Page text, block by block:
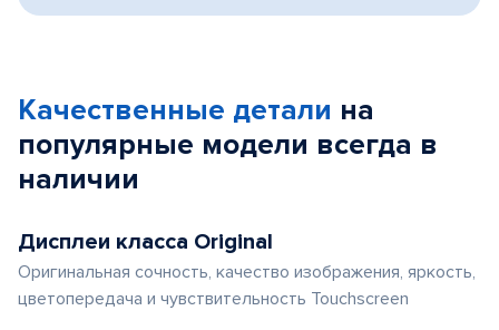
Качественные детали на
популярные модели всегда в
наличии
Дисплеи класса Original
Оригинальная сочность, качество изображения, яркость,
цветопередача и чувствительность Touchscreen